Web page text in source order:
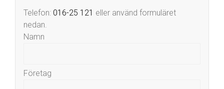
Telefon: 016-25 121 eller använd formuläret
nedan.
Namn
Företag